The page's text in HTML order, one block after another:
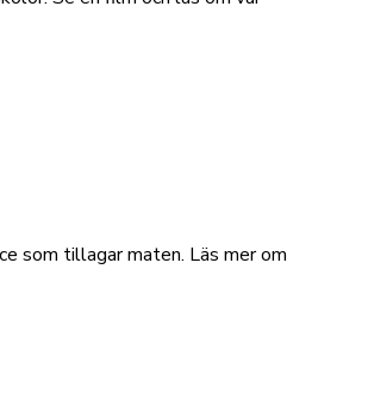
som tillagar maten. Läs mer om